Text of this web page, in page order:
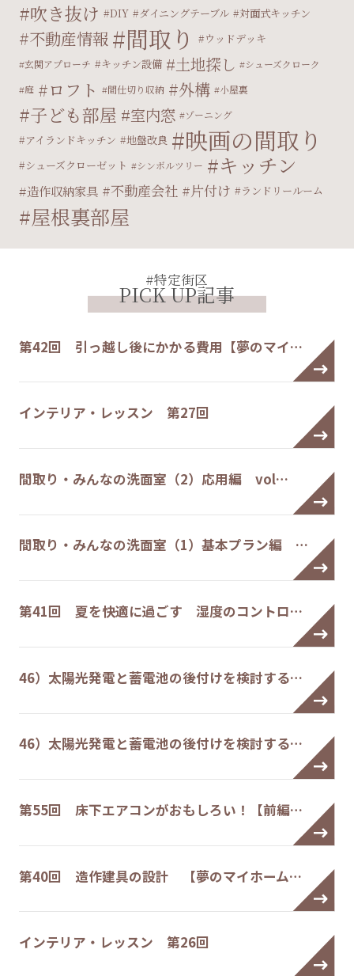
吹き抜け DIY ダイニングテーブル 対面式キッチン
不動産情報 間取り ウッドデッキ
玄関アプローチ キッチン設備 土地探し
シューズクローク
庭
ロフト 間仕切り収納 外構 小屋裏
子ども部屋 室内窓 ゾーニング
アイランドキッチン 地盤改良 映画の間取り
シューズクローゼット シンボルツリー キッチン
造作収納家具 不動産会社 片付け ランドリールーム
屋根裏部屋
#特定街区
PICK UP記事
第42回 引っ越し後にかかる費用【夢のマイ…
インテリア・レッスン 第27回
間取り・みんなの洗面室（2）応用編 vol…
間取り・みんなの洗面室（1）基本プラン編 …
第41回 夏を快適に過ごす 湿度のコントロ…
46）太陽光発電と蓄電池の後付けを検討する…
46）太陽光発電と蓄電池の後付けを検討する…
第55回 床下エアコンがおもしろい！【前編…
第40回 造作建具の設計 【夢のマイホーム…
インテリア・レッスン 第26回